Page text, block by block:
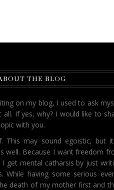
THE BLOG
on my blog, I used to ask
If yes, why? I would like to
with you.
This may sound egoistic, but
well. Because I want freedom
I get mental catharsis by just
While having some serious
death of my mother first and